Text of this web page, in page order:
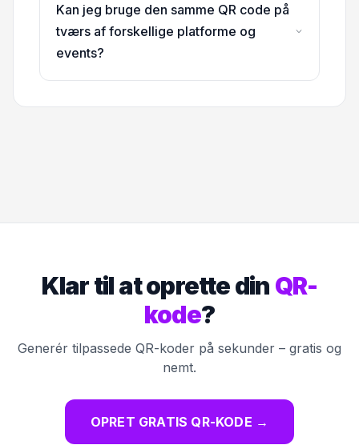
Kan jeg bruge den samme QR code på
tværs af forskellige platforme og
events?
Klar til at oprette din QR-
kode?
Generér tilpassede QR-koder på sekunder – gratis og
nemt.
OPRET GRATIS QR-KODE →